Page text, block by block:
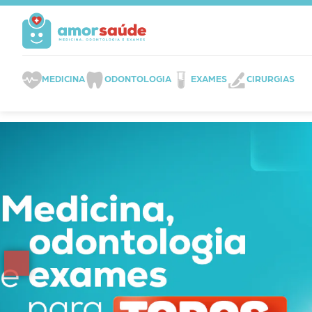
MEDICINA ODONTOLOGIA EXAMES CIRURGIAS